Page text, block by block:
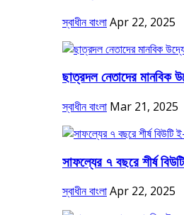
স্বাধীন বাংলাApr 22, 2025
ছাত্রদল নেতাদের মানবিক
স্বাধীন বাংলা Mar 21, 2025
সাফল্যের ৭ বছরে শীর্ষ
স্বাধীন বাংলাApr 22, 2025